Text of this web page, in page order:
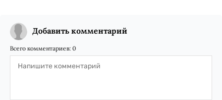
Добавить комментарий
Всего комментариев: 0